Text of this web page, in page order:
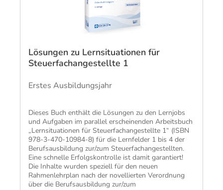
Lösungen zu Lernsituationen für
Steuerfachangestellte 1
Erstes Ausbildungsjahr
Dieses Buch enthält die Lösungen zu den Lernjobs
und Aufgaben im parallel erscheinenden Arbeitsbuch
„Lernsituationen für Steuerfachangestellte 1“ (ISBN
978-3-470-10984-8) für die Lernfelder 1 bis 4 der
Berufsausbildung zur/zum Steuerfachangestellten.
Eine schnelle Erfolgskontrolle ist damit garantiert!
Die Inhalte wurden speziell für den neuen
Rahmenlehrplan nach der novellierten Verordnung
über die Berufsausbildung zur/zum